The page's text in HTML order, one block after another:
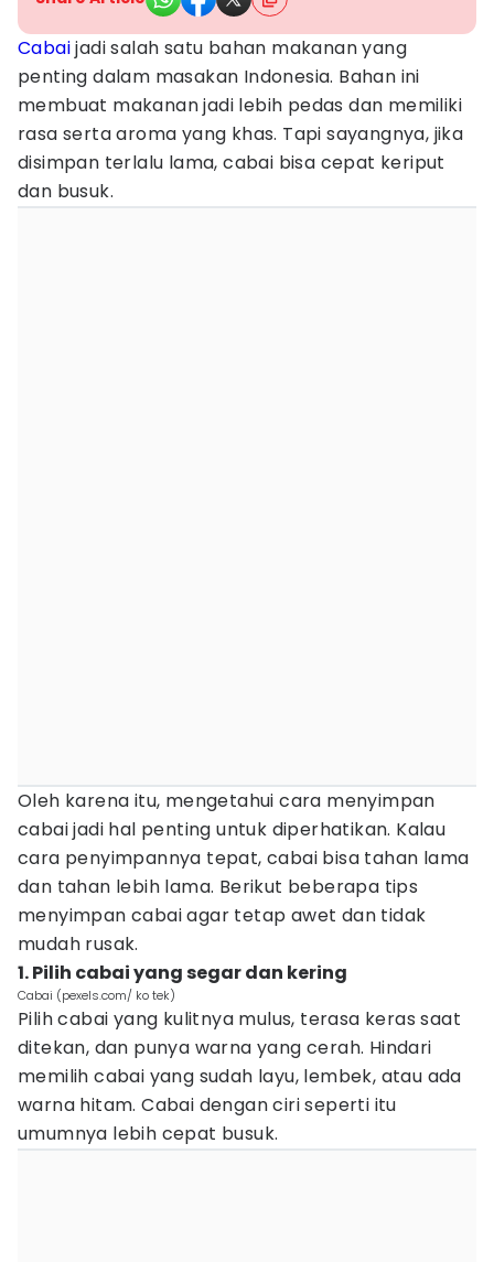
Cabaijadi salah satu bahan makanan yang
penting dalam masakan Indonesia. Bahan ini
membuat makanan jadi lebih pedas dan memiliki
rasa serta aroma yang khas. Tapi sayangnya, jika
disimpan terlalu lama, cabai bisa cepat keriput
dan busuk.
Oleh karena itu, mengetahui cara menyimpan
cabai jadi hal penting untuk diperhatikan. Kalau
cara penyimpannya tepat, cabai bisa tahan lama
dan tahan lebih lama. Berikut beberapa tips
menyimpan cabai agar tetap awet dan tidak
mudah rusak.
1. Pilih cabai yang segar dan kering
Cabai (pexels.com/ ko tek)
Pilih cabai yang kulitnya mulus, terasa keras saat
ditekan, dan punya warna yang cerah. Hindari
memilih cabai yang sudah layu, lembek, atau ada
warna hitam. Cabai dengan ciri seperti itu
umumnya lebih cepat busuk.